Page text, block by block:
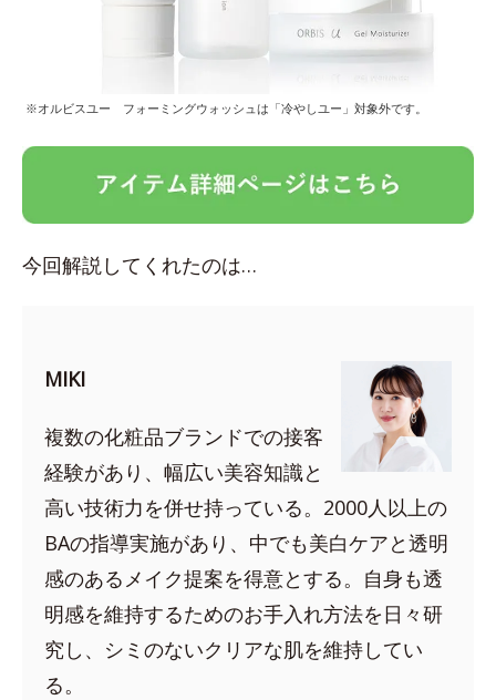
※オルビスユー フォーミングウォッシュは「冷やしユー」対象外です。
今回解説してくれたのは…
MIKI
複数の化粧品ブランドでの接客
経験があり、幅広い美容知識と
高い技術力を併せ持っている。2000人以上の
BAの指導実施があり、中でも美白ケアと透明
感のあるメイク提案を得意とする。自身も透
明感を維持するためのお手入れ方法を日々研
究し、シミのないクリアな肌を維持してい
る。